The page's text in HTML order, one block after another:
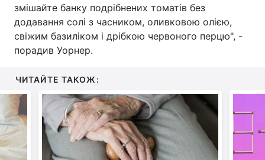
змішайте банку подрібнених томатів без
додавання солі з часником, оливковою олією,
свіжим базиліком і дрібкою червоного перцю", -
порадив Уорнер.
ЧИТАЙТЕ ТАКОЖ: